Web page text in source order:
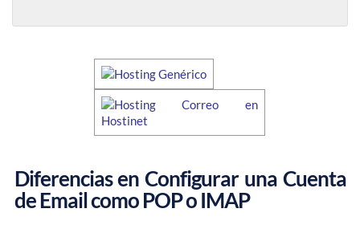
Diferencias en Configurar una Cuenta
de Email como POP o IMAP